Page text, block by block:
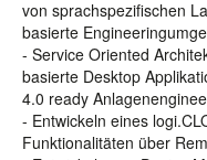
von sprachspezifischen
basierte
- Service Oriented
basierte Desktop
4.0 ready
- Entwickeln eines
Funktionalitäten über